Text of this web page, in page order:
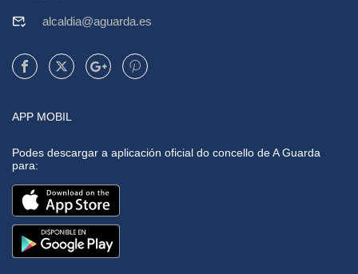
alcaldia@aguarda.es
APP MOBIL
Podes descargar a aplicación oficial do concello de A Guarda
para: